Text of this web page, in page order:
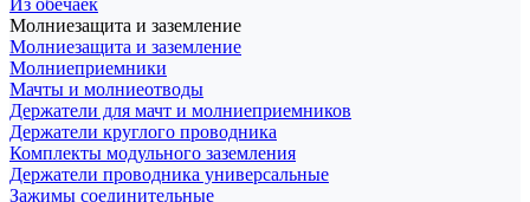
Из обечаек
Молниезащита и заземление
Молниезащита и заземление
Молниеприемники
Мачты и молниеотводы
Держатели для мачт и молниеприемников
Держатели круглого проводника
Комплекты модульного заземления
Держатели проводника универсальные
Зажимы соединительные